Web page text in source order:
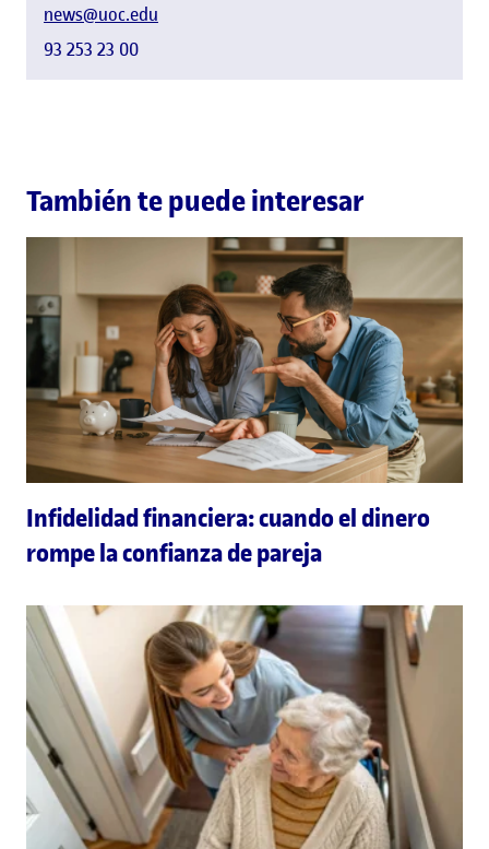
news@uoc.edu
93 253 23 00
También te puede interesar
Infidelidad financiera: cuando el dinero
rompe la confianza de pareja